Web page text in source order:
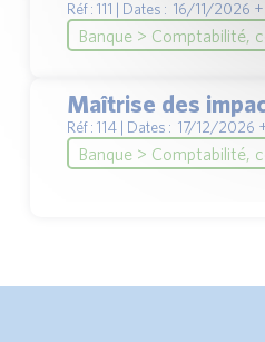
Réf : 111 | Dates : 16/11/2026
Banque > Comptabilité,
Maîtrise des
Réf : 114 | Dates : 17/12/2026
Banque > Comptabilité,